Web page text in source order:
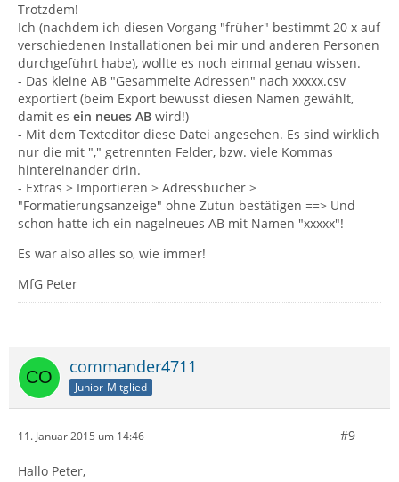
Trotzdem!
Ich (nachdem ich diesen Vorgang "früher" bestimmt 20 x auf
verschiedenen Installationen bei mir und anderen Personen
durchgeführt habe), wollte es noch einmal genau wissen.
- Das kleine AB "Gesammelte Adressen" nach xxxxx.csv
exportiert (beim Export bewusst diesen Namen gewählt,
damit es ein neues AB wird!)
- Mit dem Texteditor diese Datei angesehen. Es sind wirklich
nur die mit "," getrennten Felder, bzw. viele Kommas
hintereinander drin.
- Extras > Importieren > Adressbücher >
"Formatierungsanzeige" ohne Zutun bestätigen ==> Und
schon hatte ich ein nagelneues AB mit Namen "xxxxx"!
Es war also alles so, wie immer!
MfG Peter
commander4711
Junior-Mitglied
11. Januar 2015 um 14:46 #9
Hallo Peter,